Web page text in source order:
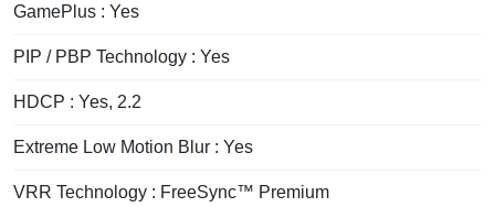
GamePlus : Yes
PIP / PBP Technology : Yes
HDCP : Yes, 2.2
Extreme Low Motion Blur : Yes
VRR Technology : FreeSync™ Premium